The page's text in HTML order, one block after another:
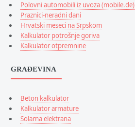
Polovni automobili iz uvoza (mobile.de)
Praznici-neradni dani
Hrvatski meseci na Srpskom
Kalkulator potrošnje goriva
Kalkulator otpremnine
GRAĐEVINA
Beton kalkulator
Kalkulator armature
Solarna elektrana